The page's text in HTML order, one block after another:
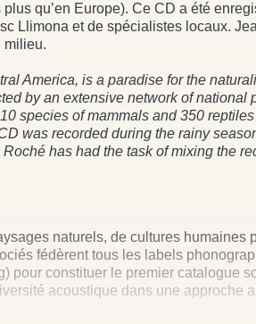
qu’en Europe). Ce CD a été
Llimona et de spécialistes locaux.
milieu.
America, is a paradise for the
by an extensive network of national
species of mammals and 350
was recorded during the rainy
has had the task of mixing the
naturels, de cultures humaines
fédèrent tous les labels
pour constituer le premier catalogue
acoustique dans une approche